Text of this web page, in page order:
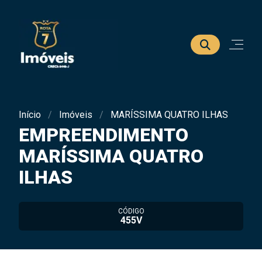
Início Imóveis MARÍSSIMA QUATRO ILHAS
EMPREENDIMENTO
MARÍSSIMA QUATRO
ILHAS
CÓDIGO
455V